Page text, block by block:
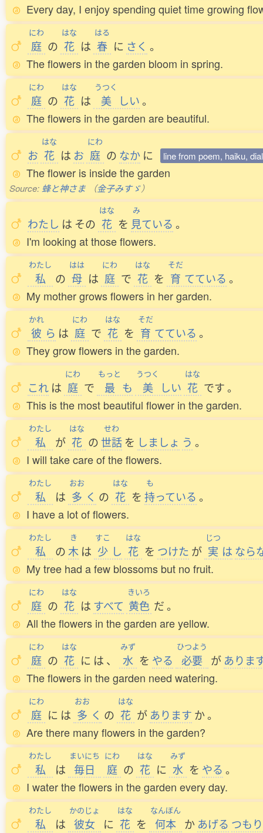
Every day, I enjoy spending quiet time growing
にわ
庭 の
はな
花 は
はる
春 に さく 。
The flowers in the garden bloom in spring.
にわ
庭 の
はな
花 は
うつく
美 しい。
The flowers in the garden are beautiful.
お
はな
花 は お
にわ
庭 の なか に line from poem, haiku,
The flower is inside the garden
Source:蜂と神さま （金子みすゞ）
わたし は その
はな
花 を
み
見ている 。
I'm looking at those flowers.
わたし
私 の
はは
母 は
にわ
庭 で
はな
花 を
そだ
育 てている 。
My mother grows flowers in her garden.
かれ
彼 ら は
にわ
庭 で
はな
花 を
そだ
育 てている 。
They grow flowers in the garden.
これ は
にわ
庭 で
もっと
最 も
うつく
美 しい
はな
花 です。
This is the most beautiful flower in the garden.
わたし
私 が
はな
花 の
せわ
世話 を しましょ う 。
I will take care of the flowers.
わたし
私 は
おお
多 く の
はな
花 を
も
持っている 。
I have a lot of flowers.
わたし
私 の
き
木 は
すこ
少 し
はな
花 を つけた が
じつ
実 は なら
My tree had a few blossoms but no fruit.
にわ
庭 の
はな
花 は すべて
きいろ
黄色 だ。
All the flowers in the garden are yellow.
にわ
庭 の
はな
花 に は 、
みず
水 を やる
ひつよう
必要 が ありま
The flowers in the garden need watering.
にわ
庭 に は
おお
多 く の
はな
花 が あります か。
Are there many flowers in the garden?
わたし
私 は
まいにち
毎日
にわ
庭 の
はな
花 に
みず
水 を やる 。
I water the flowers in the garden every day.
わたし
私 は
かのじょ
彼女 に
はな
花 を
なんぼん
何本 か あげる つもり